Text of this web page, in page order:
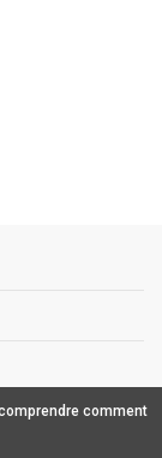
comment